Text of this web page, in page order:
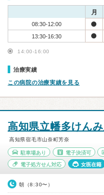
月
08:30-12:00
13:30-16:30
14:00-16:00
治療実績
この病院の治療実績を見る
高知県立幡多けん
高知県宿毛市山奈町芳奈
駐車場あり 電子決済可
電子処方せん対応 女医在籍
朝（8:30〜）